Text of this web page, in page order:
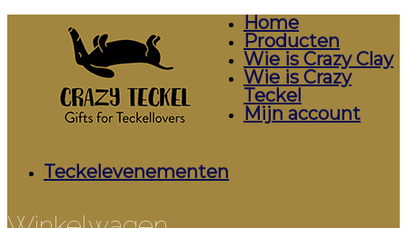
Home
Producten
Wie is Crazy Clay
Wie is Crazy
Teckel
Mijn account
Teckelevenementen